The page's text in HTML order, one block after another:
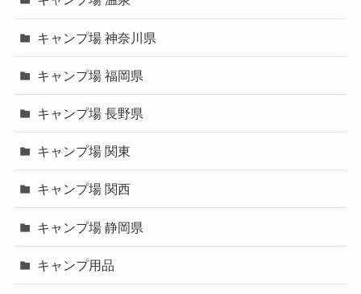
キャンプ場 神奈川県
キャンプ場 福岡県
キャンプ場 長野県
キャンプ場 関東
キャンプ場 関西
キャンプ場 静岡県
キャンプ用品